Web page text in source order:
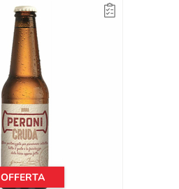
OFFERTA